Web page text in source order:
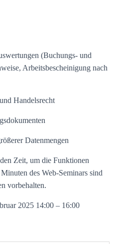
(Buchungs- und
Arbeitsbescheinigung nach
Handelsrecht
Datenmengen
Zeit, um die Funktionen
des Web-Seminars sind
vorbehalten.
2025 14:00 – 16:00